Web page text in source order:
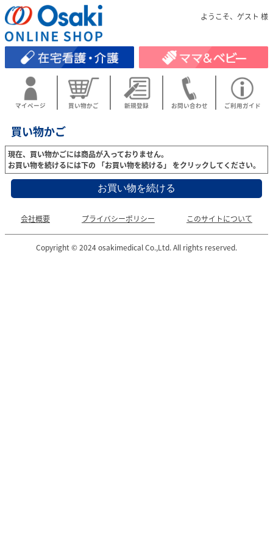
ようこそ、ゲスト 様
マイページ 買い物かご 新規登録 お問い合わせ ご利用ガイド
買い物かご
現在、買い物かごには商品が入っておりません。
お買い物を続けるには下の 「お買い物を続ける」 をクリックしてください。
会社概要 プライバシーポリシー このサイトについて
Copyright © 2024 osakimedical Co.,Ltd. All rights reserved.